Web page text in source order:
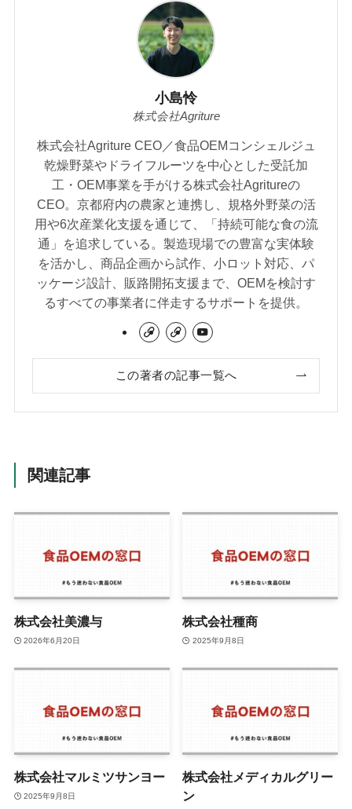
小島怜
株式会社Agriture
株式会社Agriture CEO／食品OEMコンシェルジュ
乾燥野菜やドライフルーツを中心とした受託加
工・OEM事業を手がける株式会社Agritureの
CEO。京都府内の農家と連携し、規格外野菜の活
用や6次産業化支援を通じて、「持続可能な食の流
通」を追求している。製造現場での豊富な実体験
を活かし、商品企画から試作、小ロット対応、パ
ッケージ設計、販路開拓支援まで、OEMを検討す
るすべての事業者に伴走するサポートを提供。
この著者の記事一覧へ
関連記事
株式会社美濃与
2026年6月20日
株式会社種商
2025年9月8日
株式会社マルミツサンヨー
2025年9月8日
株式会社メディカルグリー
ン